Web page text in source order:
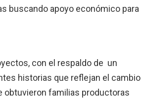
buscando apoyo económico para
con el respaldo de un
historias que reflejan el cambio
obtuvieron familias productoras